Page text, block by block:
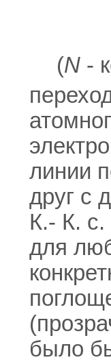
(N -
линии
друг с
К.- К. с.
для
было